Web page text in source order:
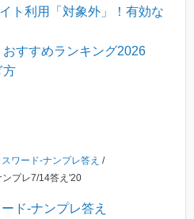
ト利用「対象外」！有効な
すすめランキング2026
方
ワード-ナンプレ答え /
プレ7/14答え'20
ド-ナンプレ答え